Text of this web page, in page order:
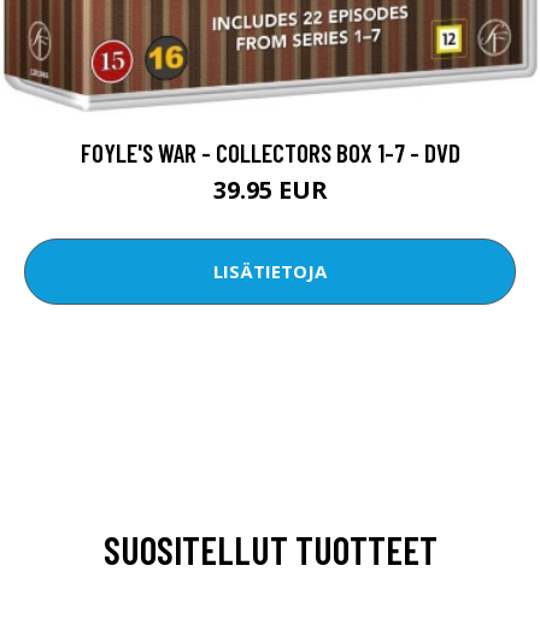
FOYLE'S WAR - COLLECTORS BOX 1-7 - DVD
39.95 EUR
LISÄTIETOJA
SUOSITELLUT TUOTTEET